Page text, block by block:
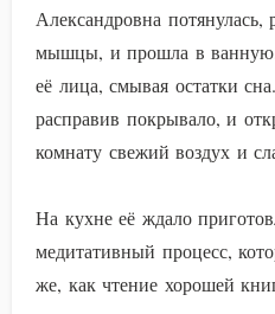
Александровна потянулась,
мышцы, и прошла в ванную.
её лица, смывая остатки
расправив покрывало, и
комнату свежий воздух и
На кухне её ждало
медитативный процесс,
же, как чтение хорошей